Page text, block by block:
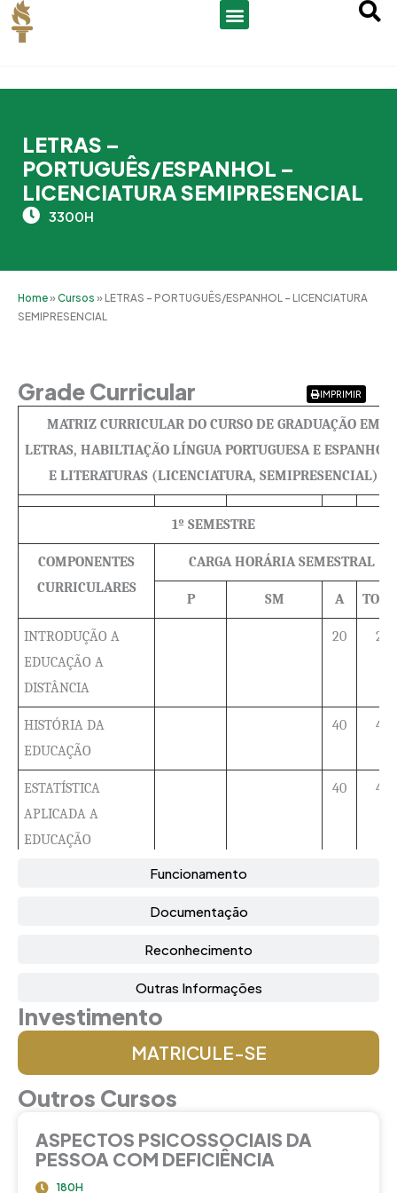
para
LETRAS –
PORTUGUÊS/ESPANHOL –
LICENCIATURA SEMIPRESENCIAL
3300H
Home»Cursos » LETRAS – PORTUGUÊS/ESPANHOL – LICENCIATURA
SEMIPRESENCIAL
Funcionamento
Documentação
Reconhecimento
Outras Informações
IMPRIMIR
Grade Curricular
MATRIZ CURRICULAR DO CURSO DE GRADUAÇÃO EM
LETRAS, HABILTIAÇÃO LÍNGUA PORTUGUESA E
E LITERATURAS (LICENCIATURA, SEMIPRESENCIAL)
1º SEMESTRE
COMPONENTES
CURRICULARES
CARGA HORÁRIA SEMESTRAL
P SM A
INTRODUÇÃO A
EDUCAÇÃO A
DISTÂNCIA
20 20
HISTÓRIA DA
EDUCAÇÃO
40 40
ESTATÍSTICA
APLICADA A
EDUCAÇÃO
40 40
LÍNGUA ESPANHOLA
ESTUDOS
LINGUÍSTICOS
20
FONÉTICA E
FONOLOGIA DA
20 20
Investimento
MATRICULE-SE
Outros Cursos
ASPECTOS PSICOSSOCIAIS DA
PESSOA COM DEFICIÊNCIA
180H